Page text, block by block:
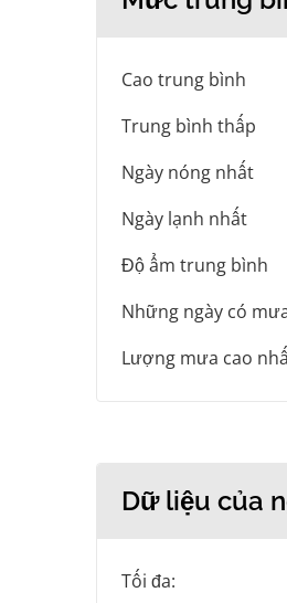
Cao trung bình
Trung bình thấp
Ngày nóng nhất
Ngày lạnh nhất
Độ ẩm trung bình
Những ngày có
Lượng mưa cao
Dữ liệu của
Tối đa: